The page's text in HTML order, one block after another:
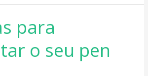
para
o seu pen